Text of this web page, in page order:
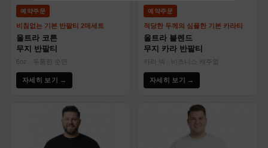
예약주문
비침없는 기본 반팔티 2매세트
울트라 코튼
무지 반팔티
6oz · 두툼한 순면
자세히 보기 →
예약주문
적당한 두께의 심플한 기본 카라티
울트라 블렌드
무지 카라 반팔티
카라 넥 · 비즈니스 캐주얼
자세히 보기 →